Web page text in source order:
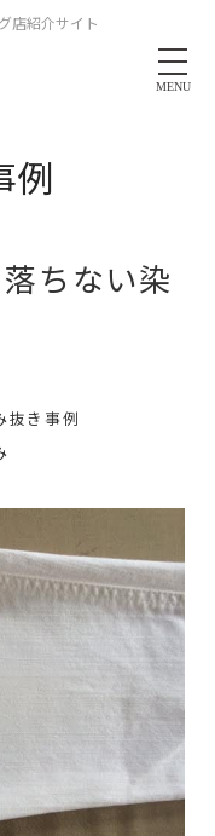
店紹介サイト
MENU
例
ちない染
抜き事例